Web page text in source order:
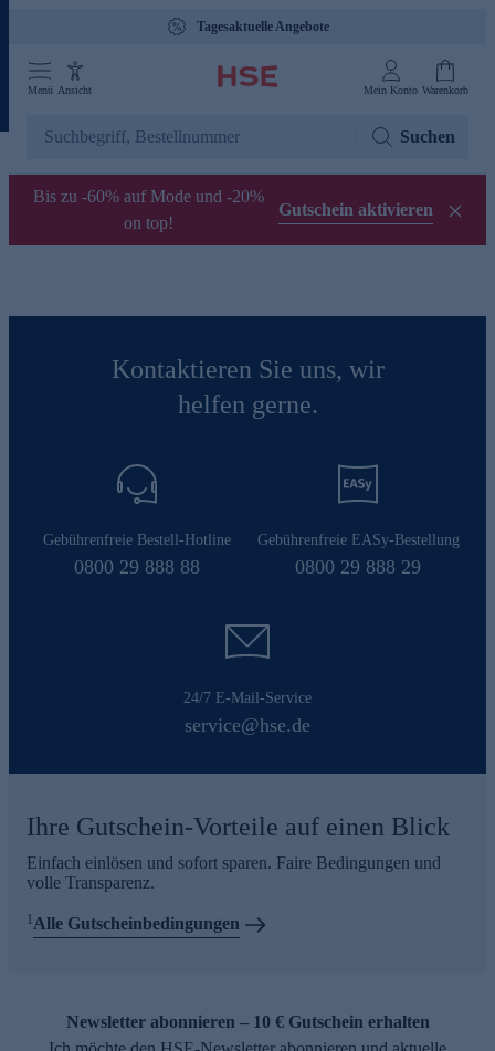
Tagesaktuelle Angebote
Menü Ansicht Mein Konto Warenkorb
Suchen
Bis zu -60% auf Mode und -20%
on top!
Gutschein aktivieren
Kontaktieren Sie uns, wir
helfen gerne.
Gebührenfreie Bestell-Hotline
0800 29 888 88
Gebührenfreie EASy-Bestellung
0800 29 888 29
24/7 E-Mail-Service
service@hse.de
Ihre Gutschein-Vorteile auf einen Blick
Einfach einlösen und sofort sparen. Faire Bedingungen und
volle Transparenz.
1Alle Gutscheinbedingungen
Newsletter abonnieren – 10 € Gutschein erhalten